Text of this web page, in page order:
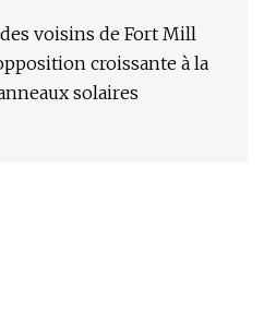
voisins de Fort Mill
croissante à la
solaires